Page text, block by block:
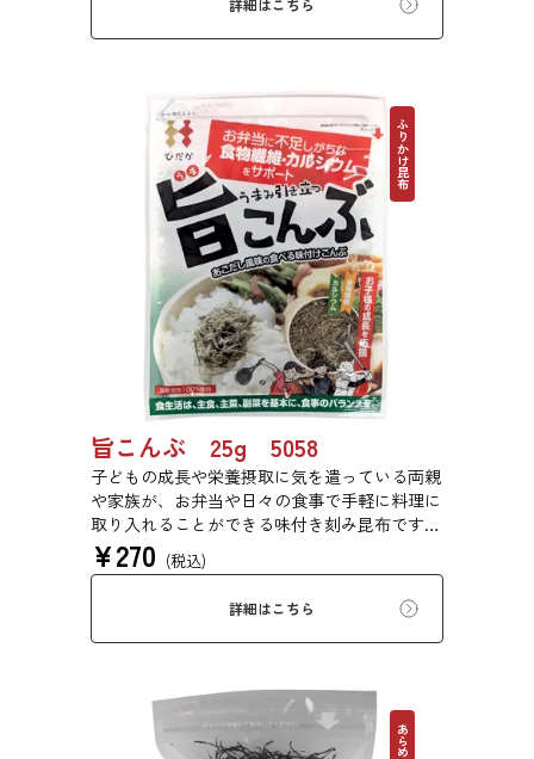
詳細はこちら
ふりかけ昆布
旨こんぶ 25g 5058
子どもの成長や栄養摂取に気を遣っている両親
や家族が、お弁当や日々の食事で手軽に料理に
取り入れることができる味付き刻み昆布です。
程良い塩味と旨味のバランスを追求しました。
塩味を抑えながら、旨味を引き立てる「あごだ
¥270 (税込)
詳細はこちら
あらめ